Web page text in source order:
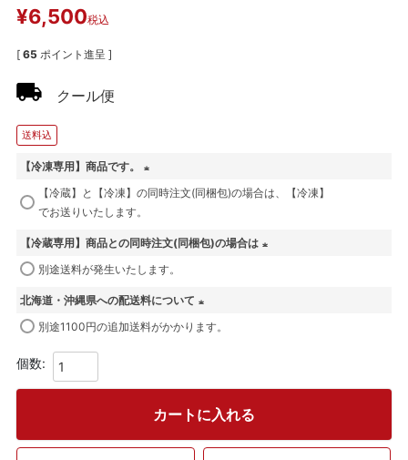
¥6,500税込
[ 65 ポイント進呈 ]
クール便
送料込
【冷凍専用】商品です。
(
)
【冷蔵】と【冷凍】の同時注文(同梱包)の場合は、【冷凍】
でお送りいたします。
【冷蔵専用】商品との同時注文(同梱包)の場合は
別途送料が発生いたします。
北海道・沖縄県への配送料について
(
別途1100円の追加送料がかかります。
カートに入れる